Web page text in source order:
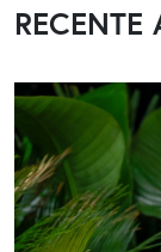
RECENTE